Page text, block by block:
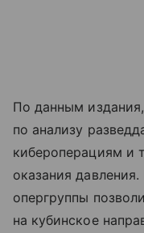
По данным
по анализу
кибероперациям и
оказания
опергруппы
на кубинское